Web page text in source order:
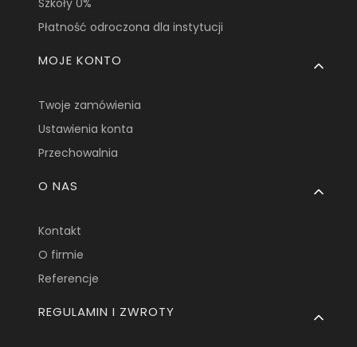
Płatność odroczona dla instytucji
MOJE KONTO
Twoje zamówienia
Ustawienia konta
Przechowalnia
O NAS
Kontakt
O firmie
Referencje
REGULAMIN I ZWROTY